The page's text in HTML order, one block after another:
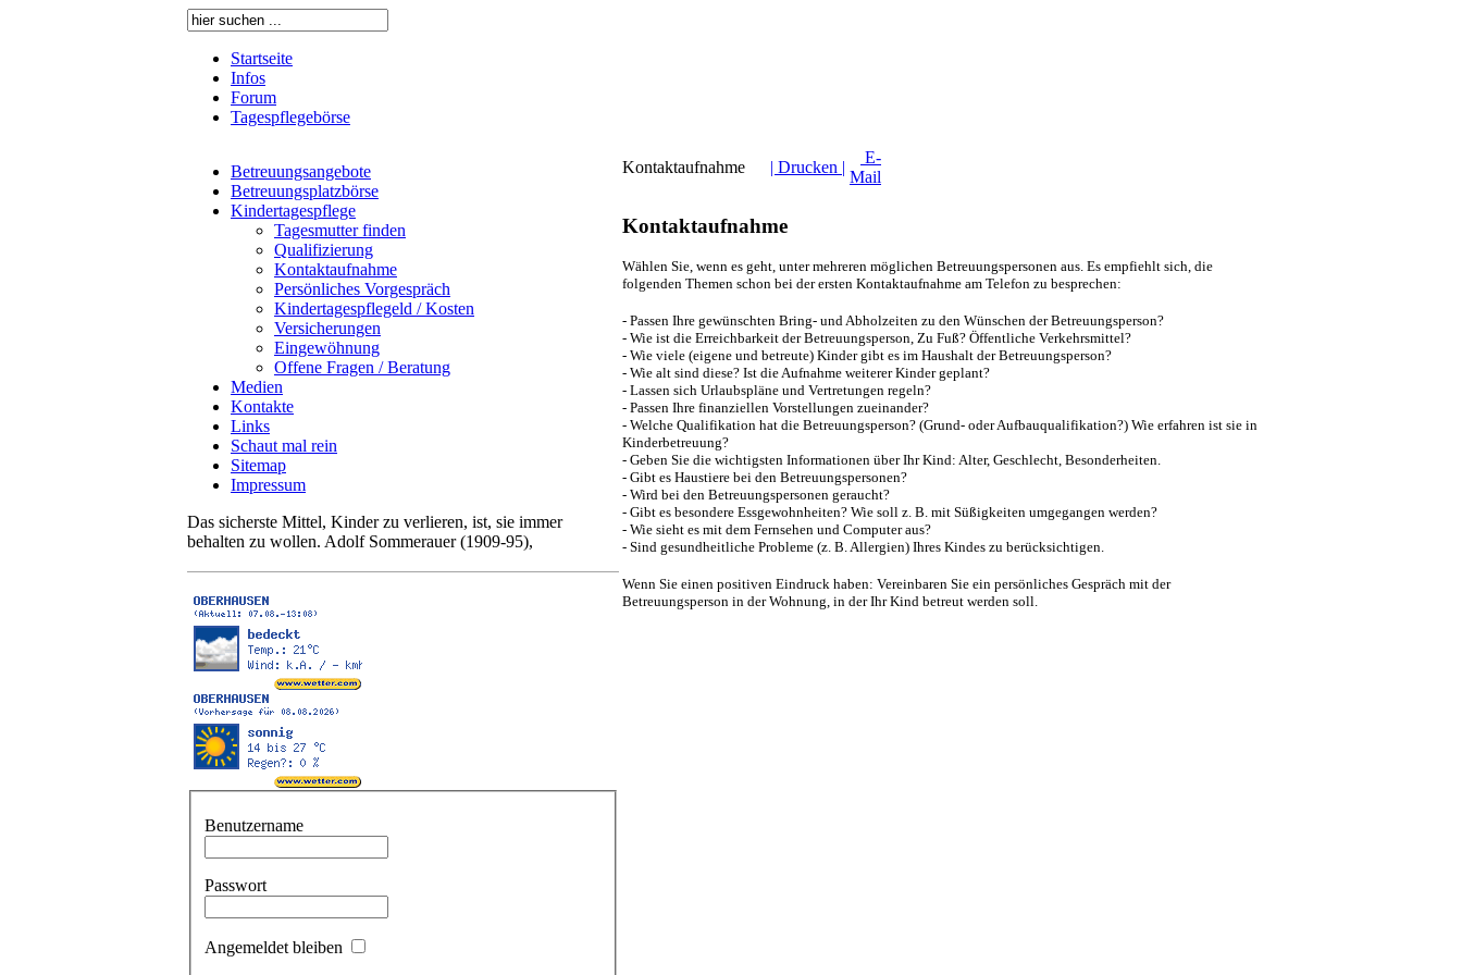
Startseite
Infos
Forum
Tagespflegebörse
Betreuungsangebote
Betreuungsplatzbörse
Kindertagespflege
Tagesmutter finden
Qualifizierung
Kontaktaufnahme
Persönliches Vorgespräch
Kindertagespflegeld / Kosten
Versicherungen
Eingewöhnung
Offene Fragen / Beratung
Medien
Kontakte
Links
Schaut mal rein
Sitemap
Impressum
Das sicherste Mittel, Kinder zu verlieren, ist, sie immer
behalten zu wollen. Adolf Sommerauer (1909-95),
Benutzername
Passwort
Angemeldet bleiben
Kontaktaufnahme | Drucken |
E-
Mail
Kontaktaufnahme
Wählen Sie, wenn es geht, unter mehreren möglichen Betreuungspersonen aus. Es empfiehlt sich, die
folgenden Themen schon bei der ersten Kontaktaufnahme am Telefon zu besprechen:
- Passen Ihre gewünschten Bring- und Abholzeiten zu den Wünschen der Betreuungsperson?
- Wie ist die Erreichbarkeit der Betreuungsperson, Zu Fuß? Öffentliche Verkehrsmittel?
- Wie viele (eigene und betreute) Kinder gibt es im Haushalt der Betreuungsperson?
- Wie alt sind diese? Ist die Aufnahme weiterer Kinder geplant?
- Lassen sich Urlaubspläne und Vertretungen regeln?
- Passen Ihre finanziellen Vorstellungen zueinander?
- Welche Qualifikation hat die Betreuungsperson? (Grund- oder Aufbauqualifikation?) Wie erfahren ist sie in
Kinderbetreuung?
- Geben Sie die wichtigsten Informationen über Ihr Kind: Alter, Geschlecht, Besonderheiten.
- Gibt es Haustiere bei den Betreuungspersonen?
- Wird bei den Betreuungspersonen geraucht?
- Gibt es besondere Essgewohnheiten? Wie soll z. B. mit Süßigkeiten umgegangen werden?
- Wie sieht es mit dem Fernsehen und Computer aus?
- Sind gesundheitliche Probleme (z. B. Allergien) Ihres Kindes zu berücksichtigen.
Wenn Sie einen positiven Eindruck haben: Vereinbaren Sie ein persönliches Gespräch mit der
Betreuungsperson in der Wohnung, in der Ihr Kind betreut werden soll.